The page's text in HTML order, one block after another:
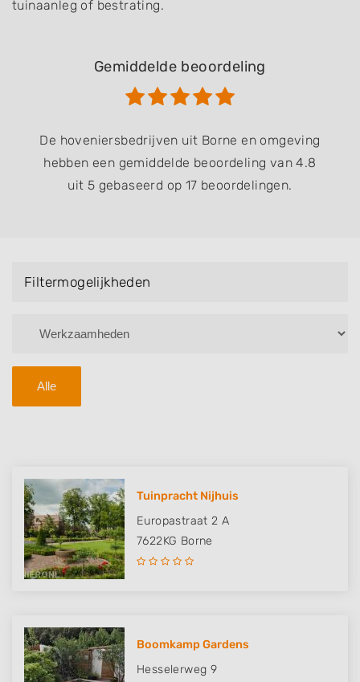
tuinaanleg of bestrating.
Gemiddelde beoordeling
De hoveniersbedrijven uit Borne en omgeving
hebben een gemiddelde beoordeling van 4.8
uit 5 gebaseerd op 17 beoordelingen.
Filtermogelijkheden
Alle
Tuinpracht Nijhuis
Europastraat 2 A
7622KG Borne
Boomkamp Gardens
Hesselerweg 9